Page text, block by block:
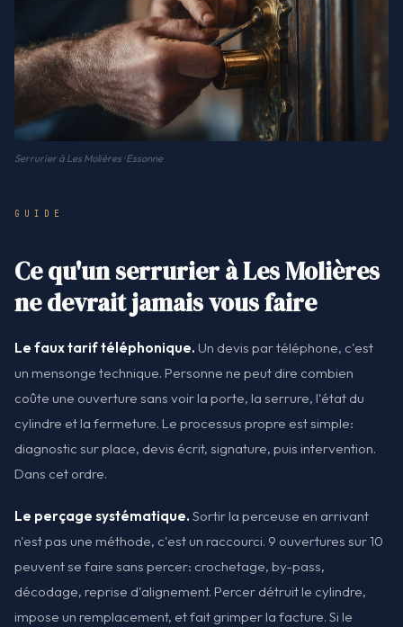
Serrurier à Les Molières · Essonne
GUIDE
Ce qu'un serrurier à Les Molières
ne devrait jamais vous faire
Le faux tarif téléphonique. Un devis par téléphone, c'est
un mensonge technique. Personne ne peut dire combien
coûte une ouverture sans voir la porte, la serrure, l'état du
cylindre et la fermeture. Le processus propre est simple:
diagnostic sur place, devis écrit, signature, puis intervention.
Dans cet ordre.
Le perçage systématique. Sortir la perceuse en arrivant
n'est pas une méthode, c'est un raccourci. 9 ouvertures sur 10
peuvent se faire sans percer: crochetage, by-pass,
décodage, reprise d'alignement. Percer détruit le cylindre,
impose un remplacement, et fait grimper la facture. Si le